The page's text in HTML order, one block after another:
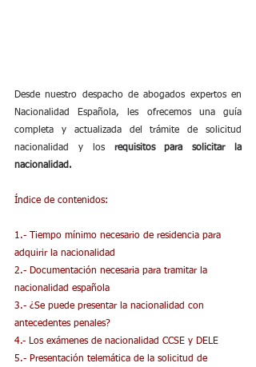
Desde nuestro despacho de abogados expertos en
Nacionalidad Española, les ofrecemos una guía
completa y actualizada del trámite de solicitud
nacionalidad y los requisitos para solicitar la
nacionalidad.
Índice de contenidos:
1.- Tiempo mínimo necesario de residencia para
adquirir la nacionalidad
2.- Documentación necesaria para tramitar la
nacionalidad española
3.- ¿Se puede presentar la nacionalidad con
antecedentes penales?
4.- Los exámenes de nacionalidad CCSE y DELE
5.- Presentación telemática de la solicitud de